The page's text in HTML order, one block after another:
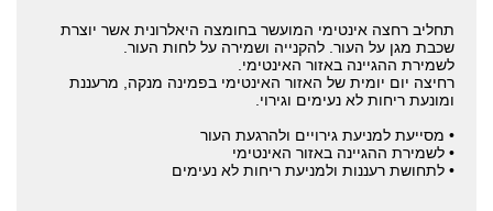
תחליב רחצה אינטימי המועשר בחומצה היאלרונית אשר יוצרת
שכבת מגן על העור. להקנייה ושמירה על לחות העור.
לשמירת ההגיינה באזור האינטימי.
רחיצה יום יומית של האזור האינטימי בפמינה מנקה, מרעננת
ומונעת ריחות לא נעימים וגירוי.
• מסייעת למניעת גירויים ולהרגעת העור
• לשמירת ההגיינה באזור האינטימי
• לתחושת רעננות ולמניעת ריחות לא נעימים